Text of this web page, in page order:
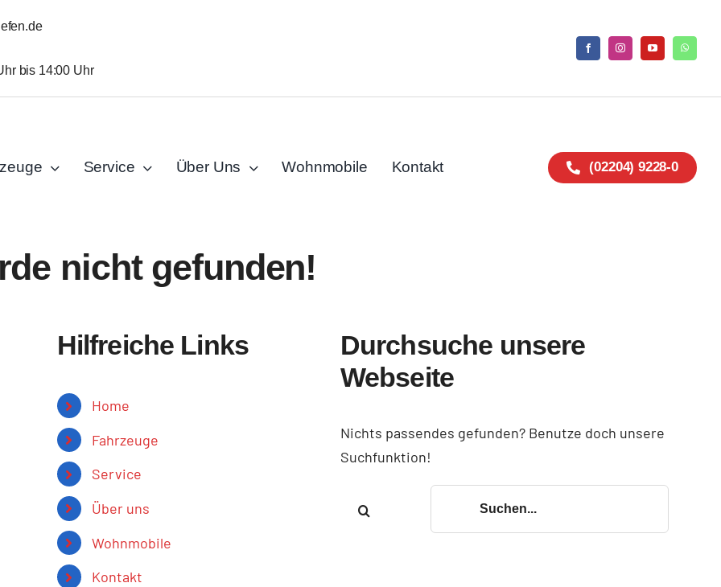
bis 14:00 Uhr
Service Über Uns Wohnmobile Kontakt (02204) 9228-0
nicht gefunden!
Hilfreiche Links
Home
Fahrzeuge
Service
Über uns
Wohnmobile
Kontakt
Durchsuche unsere
Webseite
Nichts passendes gefunden? Benutze doch unsere
Suchfunktion!